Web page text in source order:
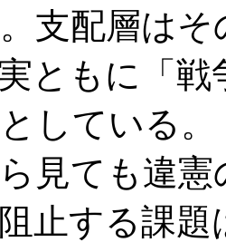
支配層は
ともに「
している。
見ても違憲
止する課